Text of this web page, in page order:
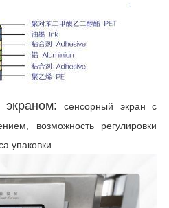
экраном:сенсорный экран с
возможность регулировки
упаковки.